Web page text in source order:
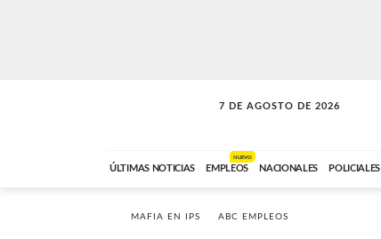
7 DE AGOSTO DE 2026
SOLO MÚSICA
ÚLTIMAS NOTICIAS EMPLEOS
NUEVO
NACIONALES POLICIALES
MAFIA EN IPS ABC EMPLEOS